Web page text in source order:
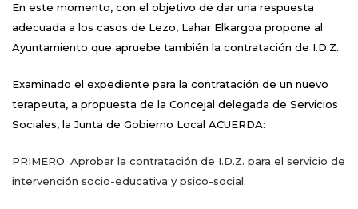
En este momento, con el objetivo de dar una respuesta
adecuada a los casos de Lezo, Lahar Elkargoa propone al
Ayuntamiento que apruebe también la contratación de I.D.Z..
Examinado el expediente para la contratación de un nuevo
terapeuta, a propuesta de la Concejal delegada de Servicios
Sociales, la Junta de Gobierno Local ACUERDA:
PRIMERO: Aprobar la contratación de I.D.Z. para el servicio de
intervención socio-educativa y psico-social.